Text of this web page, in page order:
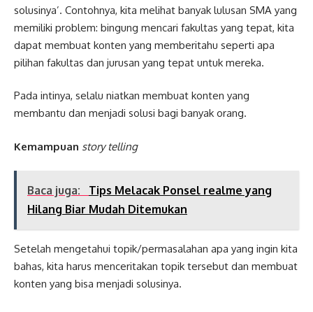
solusinya’. Contohnya, kita melihat banyak lulusan SMA yang
memiliki problem: bingung mencari fakultas yang tepat, kita
dapat membuat konten yang memberitahu seperti apa
pilihan fakultas dan jurusan yang tepat untuk mereka.
Pada intinya, selalu niatkan membuat konten yang
membantu dan menjadi solusi bagi banyak orang.
Kemampuan story telling
Baca juga:
Tips Melacak Ponsel realme yang
Hilang Biar Mudah Ditemukan
Setelah mengetahui topik/permasalahan apa yang ingin kita
bahas, kita harus menceritakan topik tersebut dan membuat
konten yang bisa menjadi solusinya.